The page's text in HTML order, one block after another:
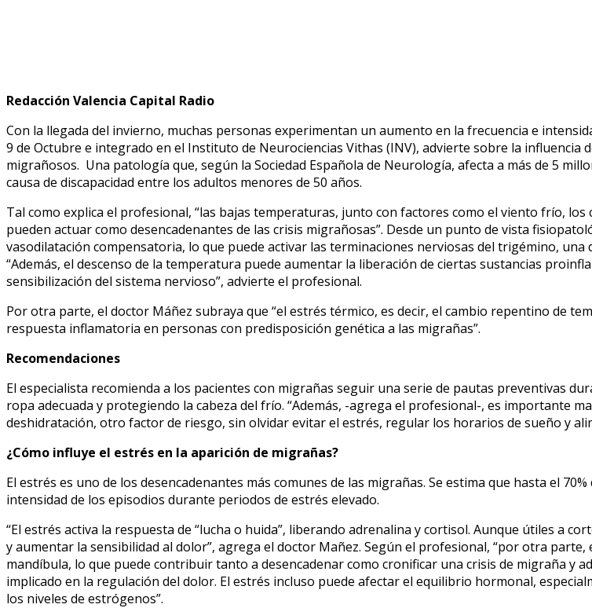
Redacción Valencia Capital Radio
Con la llegada del invierno, muchas personas experimentan un aumento en la frecuencia e
9 de Octubre e integrado en el Instituto de Neurociencias Vithas (INV), advierte sobre la influencia
migrañosos. Una patología que, según la Sociedad Española de Neurología, afecta a más de 5
causa de discapacidad entre los adultos menores de 50 años.
Tal como explica el profesional, “las bajas temperaturas, junto con factores como el viento frío,
pueden actuar como desencadenantes de las crisis migrañosas”. Desde un punto de vista
vasodilatación compensatoria, lo que puede activar las terminaciones nerviosas del trigémino,
“Además, el descenso de la temperatura puede aumentar la liberación de ciertas sustancias
sensibilización del sistema nervioso”, advierte el profesional.
Por otra parte, el doctor Máñez subraya que “el estrés térmico, es decir, el cambio repentino de
respuesta inflamatoria en personas con predisposición genética a las migrañas”.
Recomendaciones
El especialista recomienda a los pacientes con migrañas seguir una serie de pautas preventivas
ropa adecuada y protegiendo la cabeza del frío. “Además, -agrega el profesional-, es importante
deshidratación, otro factor de riesgo, sin olvidar evitar el estrés, regular los horarios de sueño y
¿Cómo influye el estrés en la aparición de migrañas?
El estrés es uno de los desencadenantes más comunes de las migrañas. Se estima que hasta el
intensidad de los episodios durante periodos de estrés elevado.
“El estrés activa la respuesta de “lucha o huida”, liberando adrenalina y cortisol. Aunque útiles a
y aumentar la sensibilidad al dolor”, agrega el doctor Mañez. Según el profesional, “por otra
mandíbula, lo que puede contribuir tanto a desencadenar como cronificar una crisis de migraña
implicado en la regulación del dolor. El estrés incluso puede afectar el equilibrio hormonal,
los niveles de estrógenos”.